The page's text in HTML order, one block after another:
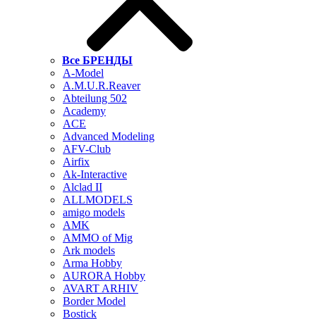
Все БРЕНДЫ
A-Model
A.M.U.R.Reaver
Abteilung 502
Academy
ACE
Advanced Modeling
AFV-Club
Airfix
Ak-Interactive
Alclad II
ALLMODELS
amigo models
AMK
AMMO of Mig
Ark models
Arma Hobby
AURORA Hobby
AVART ARHIV
Border Model
Bostick